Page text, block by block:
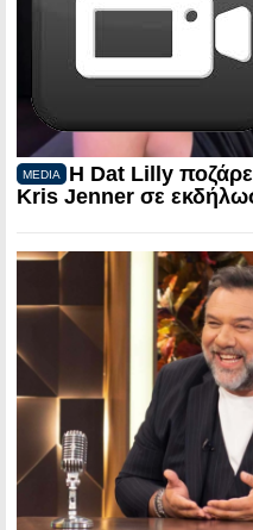
MEDIA
Η Dat Lilly
Kris Jenner σε